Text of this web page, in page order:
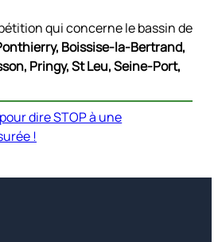
qui concerne le bassin de
Boissise-la-Bertrand,
Pringy, St Leu, Seine-Port,
dire STOP à une
!